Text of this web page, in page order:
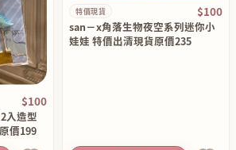
$100
入造型
價199
特價現貨 $100
san－x角落生物夜空系列迷你小
娃娃 特價出清現貨原價235